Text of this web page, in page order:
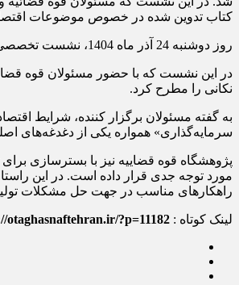
کتاب تدوین شده در خصوص موضوعات
روز دوشنبه 24 آذر ماه 1404، نشست تخصصی بایسته های حمایت قضایی از تولید و سرمایه گذاری در پژوهشگاه قوه قضائیه برگزار شد.
در این نشست که با حضور مسئولان قوه
نکانی را مطرح کرد.
به گفته مسئولان برگزار کننده، شرایط
سرمایه‌گذاری» همواره یکی از دغدغه‌های
پژوهشگاه قوه قضاییه نیز با بسترسازی
راهکارهای مناسب در جهت حل مشکلات
لینک کوتاه : otaghasnaftehran.ir/?p=11182